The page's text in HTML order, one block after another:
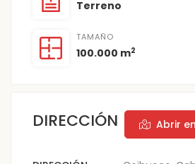
Terreno
TAMAÑO
100.000 m2
DIRECCIÓN Abrir